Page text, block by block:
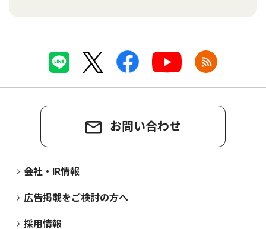
お問い合わせ
会社・IR情報
広告掲載をご検討の方へ
採用情報